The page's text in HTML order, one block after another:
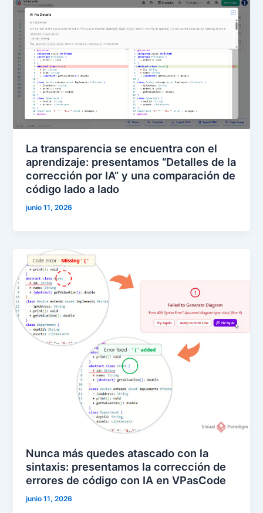
La transparencia se encuentra con el
aprendizaje: presentamos “Detalles de la
corrección por IA” y una comparación de
código lado a lado
junio 11, 2026
Nunca más quedes atascado con la
sintaxis: presentamos la corrección de
errores de código con IA en VPasCode
junio 11, 2026